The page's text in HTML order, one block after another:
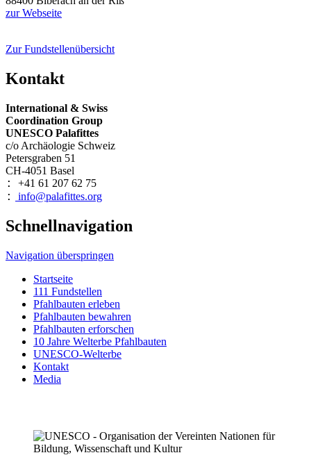
zur Webseite
Zur Fundstellenübersicht
Kontakt
International & Swiss
Coordination Group
UNESCO Palafittes
c/o Archäologie Schweiz
Petersgraben 51
CH-4051 Basel
: +41 61 207 62 75
: info@palafittes.org
Schnellnavigation
Navigation überspringen
Startseite
111 Fundstellen
Pfahlbauten erleben
Pfahlbauten bewahren
Pfahlbauten erforschen
10 Jahre Welterbe Pfahlbauten
UNESCO-Welterbe
Kontakt
Media